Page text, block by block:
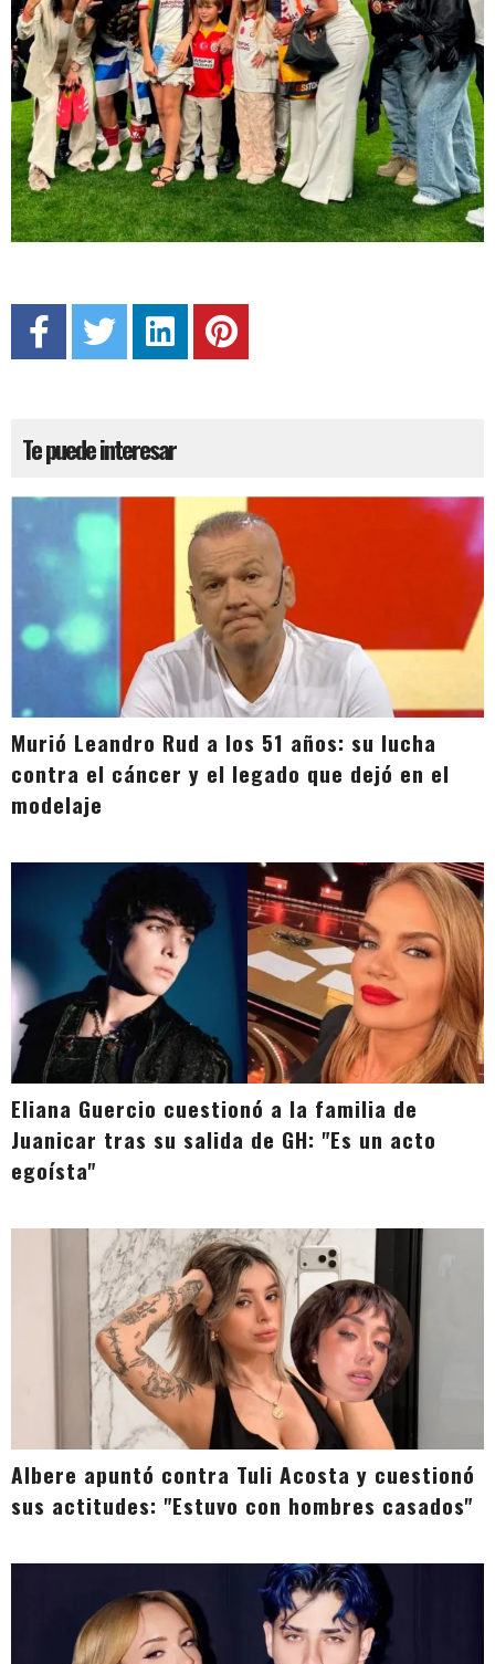
Te puede interesar
Murió Leandro Rud a los 51 años: su lucha
contra el cáncer y el legado que dejó en el
modelaje
Eliana Guercio cuestionó a la familia de
Juanicar tras su salida de GH: "Es un acto
egoísta"
Albere apuntó contra Tuli Acosta y cuestionó
sus actitudes: "Estuvo con hombres casados"